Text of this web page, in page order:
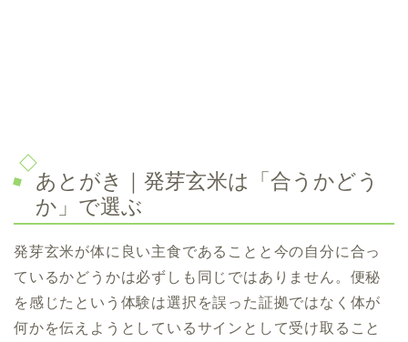
あとがき｜発芽玄米は「合うかどう
か」で選ぶ
発芽玄米が体に良い主食であることと今の自分に合っ
ているかどうかは必ずしも同じではありません。便秘
を感じたという体験は選択を誤った証拠ではなく体が
何かを伝えようとしているサインとして受け取ること